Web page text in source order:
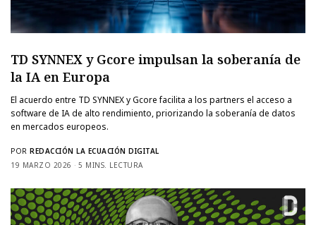
TD SYNNEX y Gcore impulsan la soberanía de
la IA en Europa
El acuerdo entre TD SYNNEX y Gcore facilita a los partners el acceso a
software de IA de alto rendimiento, priorizando la soberanía de datos
en mercados europeos.
POR REDACCIÓN LA ECUACIÓN DIGITAL
19 MARZO 2026
5 MINS. LECTURA